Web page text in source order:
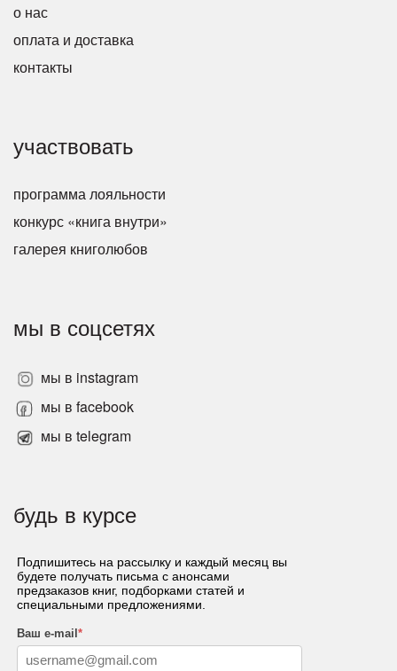
о нас
оплата и доставка
контакты
участвовать
программа лояльности
конкурс «книга внутри»
галерея книголюбов
мы в соцсетях
мы в instagram
мы в facebook
мы в telegram
будь в курсе
Подпишитесь на рассылку и каждый месяц вы
будете получать письма с анонсами
предзаказов книг, подборками статей и
специальными предложениями.
Ваш e-mail*